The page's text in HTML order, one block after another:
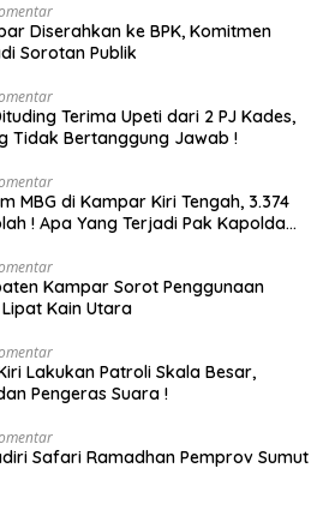
Diserahkan ke BPK, Komitmen
Sorotan Publik
Terima Upeti dari 2 PJ Kades,
Tidak Bertanggung Jawab !
MBG di Kampar Kiri Tengah, 3.374
! Apa Yang Terjadi Pak Kapolda
Kampar Sorot Penggunaan
Kain Utara
Lakukan Patroli Skala Besar,
Pengeras Suara !
Safari Ramadhan Pemprov Sumut